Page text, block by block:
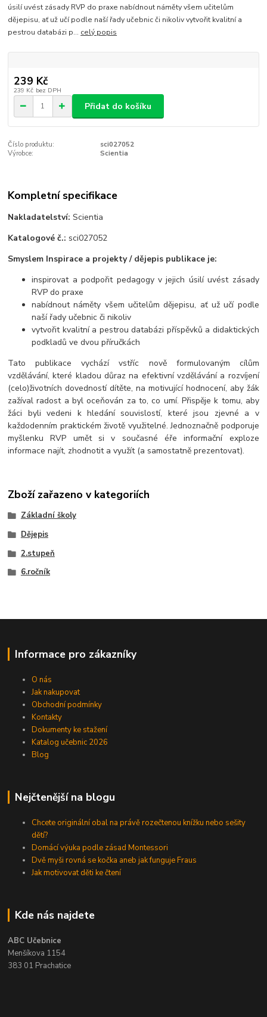
úsilí uvést zásady RVP do praxe nabídnout náměty všem učitelům
dějepisu, ať už učí podle naší řady učebnic či nikoliv vytvořit kvalitní a
pestrou databázi p... celý popis
239 Kč
239 Kč bez DPH
Přidat do košíku
Číslo produktu:
sci027052
Výrobce:
Scientia
Kompletní specifikace
Nakladatelství:Scientia
Katalogové č.: sci027052
Smyslem Inspirace a projekty / dějepis publikace je:
inspirovat a podpořit pedagogy v jejich úsilí uvést zásady
RVP do praxe
nabídnout náměty všem učitelům dějepisu, ať už učí podle
naší řady učebnic či nikoliv
vytvořit kvalitní a pestrou databázi příspěvků a didaktických
podkladů ve dvou příručkách
Tato publikace vychází vstříc nově formulovaným cílům
vzdělávání, které kladou důraz na efektivní vzdělávání a rozvíjení
(celo)životních dovedností dítěte, na motivující hodnocení, aby žák
zažíval radost a byl oceňován za to, co umí. Přispěje k tomu, aby
žáci byli vedeni k hledání souvislostí, které jsou zjevné a v
každodenním praktickém životě využitelné. Jednoznačně podporuje
myšlenku RVP umět si v současné éře informační exploze
informace najít, zhodnotit a využít (a samostatně prezentovat).
Zboží zařazeno v kategoriích
Základní školy
Dějepis
2.stupeň
6.ročník
Informace pro zákazníky
O nás
Jak nakupovat
Obchodní podmínky
Kontakty
Dokumenty ke stažení
Katalog učebnic 2026
Blog
Nejčtenější na blogu
Chcete originální obal na právě rozečtenou knížku nebo sešity
dětí?
Domácí výuka podle zásad Montessori
Dvě myši rovná se kočka aneb jak funguje Fraus
Jak motivovat děti ke čtení
Kde nás najdete
ABC Učebnice
Menšíkova 1154
383 01 Prachatice